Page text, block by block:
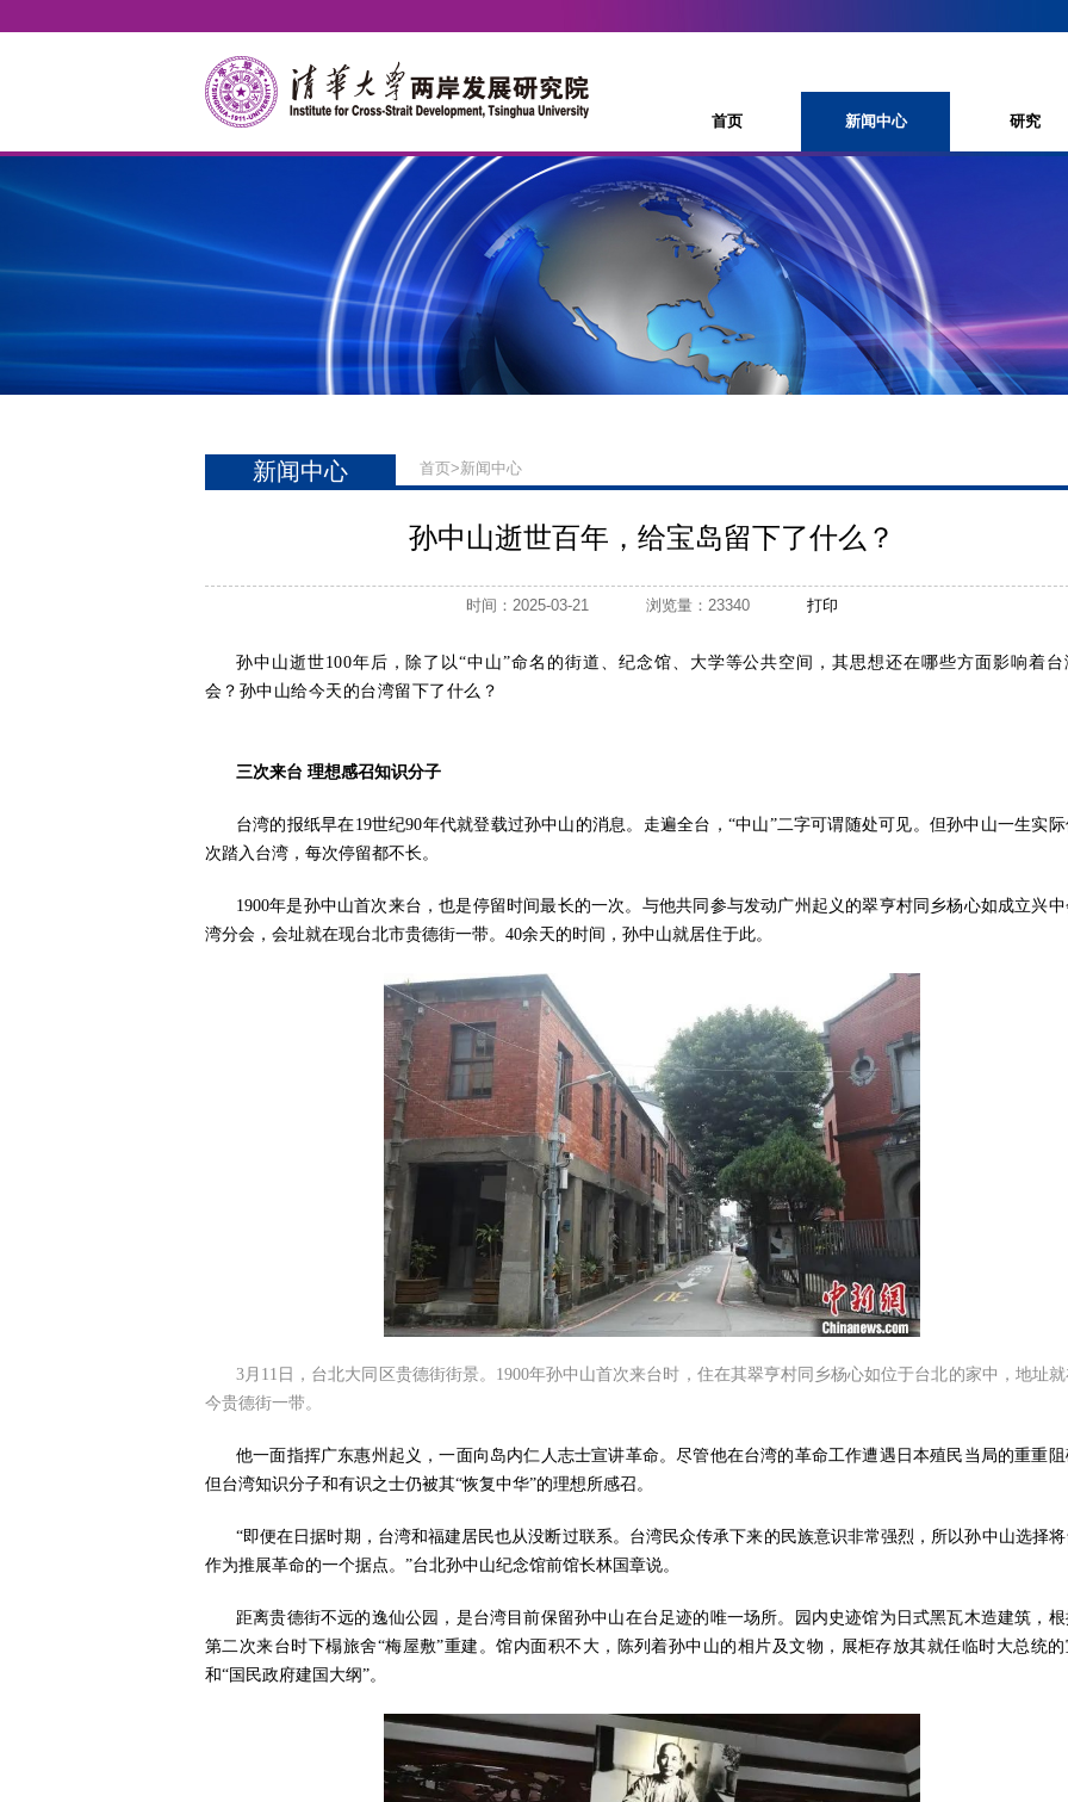
首页 新闻中心 研究
新闻中心 首页>新闻中心
孙中山逝世百年，给宝岛留下了什么？
时间：2025-03-21 浏览量：23340 打印
孙中山逝世100年后，除了以“中山”命名的街道、纪念馆、大学等公共空间，其思想还在哪些方面影响着台
会？孙中山给今天的台湾留下了什么？
三次来台 理想感召知识分子
台湾的报纸早在19世纪90年代就登载过孙中山的消息。走遍全台，“中山”二字可谓随处可见。但孙中山一生实际
次踏入台湾，每次停留都不长。
1900年是孙中山首次来台，也是停留时间最长的一次。与他共同参与发动广州起义的翠亨村同乡杨心如成立兴中
湾分会，会址就在现台北市贵德街一带。40余天的时间，孙中山就居住于此。
3月11日，台北大同区贵德街街景。1900年孙中山首次来台时，住在其翠亨村同乡杨心如位于台北的家中，地址就
今贵德街一带。
他一面指挥广东惠州起义，一面向岛内仁人志士宣讲革命。尽管他在台湾的革命工作遭遇日本殖民当局的重重阻
但台湾知识分子和有识之士仍被其“恢复中华”的理想所感召。
“即便在日据时期，台湾和福建居民也从没断过联系。台湾民众传承下来的民族意识非常强烈，所以孙中山选择
作为推展革命的一个据点。”台北孙中山纪念馆前馆长林国章说。
距离贵德街不远的逸仙公园，是台湾目前保留孙中山在台足迹的唯一场所。园内史迹馆为日式黑瓦木造建筑，
第二次来台时下榻旅舍“梅屋敷”重建。馆内面积不大，陈列着孙中山的相片及文物，展柜存放其就任临时大总统的
和“国民政府建国大纲”。